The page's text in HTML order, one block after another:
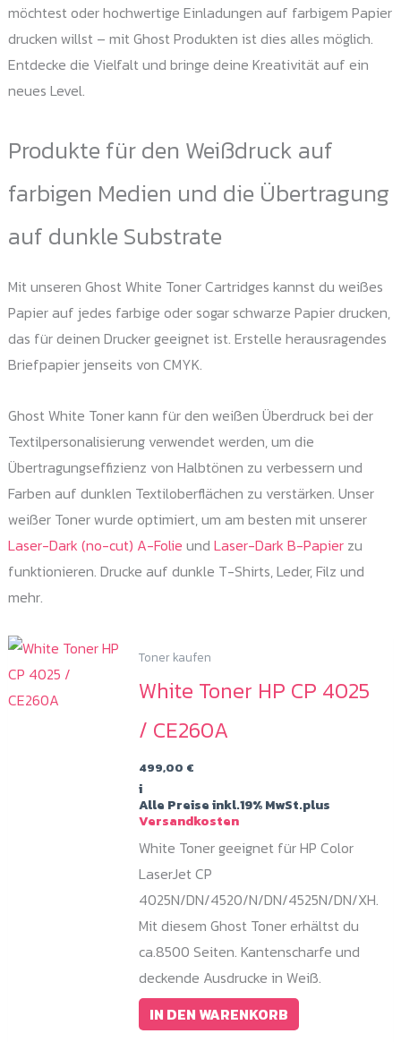
möchtest oder hochwertige Einladungen auf farbigem Papier
drucken willst – mit Ghost Produkten ist dies alles möglich.
Entdecke die Vielfalt und bringe deine Kreativität auf ein
neues Level.
Produkte für den Weißdruck auf
farbigen Medien und die Übertragung
auf dunkle Substrate
Mit unseren Ghost White Toner Cartridges kannst du weißes
Papier auf jedes farbige oder sogar schwarze Papier drucken,
das für deinen Drucker geeignet ist. Erstelle herausragendes
Briefpapier jenseits von CMYK.
Ghost White Toner kann für den weißen Überdruck bei der
Textilpersonalisierung verwendet werden, um die
Übertragungseffizienz von Halbtönen zu verbessern und
Farben auf dunklen Textiloberflächen zu verstärken. Unser
weißer Toner wurde optimiert, um am besten mit unserer
Laser-Dark (no-cut) A-Folie und Laser-Dark B-Papierzu
funktionieren. Drucke auf dunkle T-Shirts, Leder, Filz und
mehr.
Toner kaufen
White Toner HP CP 4025
/ CE260A
499,00 €
i
Alle Preise inkl.19% MwSt.plus
Versandkosten
White Toner geeignet für HP Color
LaserJet CP
4025N/DN/4520/N/DN/4525N/DN/XH.
Mit diesem Ghost Toner erhältst du
ca.8500 Seiten. Kantenscharfe und
deckende Ausdrucke in Weiß.
IN DEN WARENKORB